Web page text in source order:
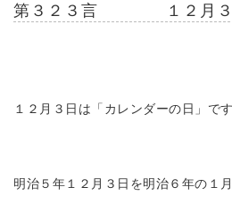
第３２３言 １２月３
１２月３日は「カレンダーの日」です
明治５年１２月３日を明治６年の１